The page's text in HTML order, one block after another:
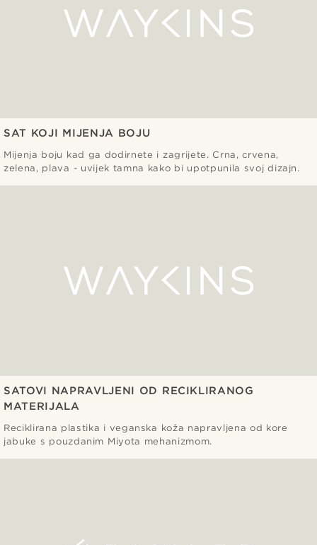
SAT KOJI MIJENJA BOJU
Mijenja boju kad ga dodirnete i zagrijete. Crna, crvena,
zelena, plava - uvijek tamna kako bi upotpunila svoj dizajn.
SATOVI NAPRAVLJENI OD RECIKLIRANOG
MATERIJALA
Reciklirana plastika i veganska koža napravljena od kore
jabuke s pouzdanim Miyota mehanizmom.